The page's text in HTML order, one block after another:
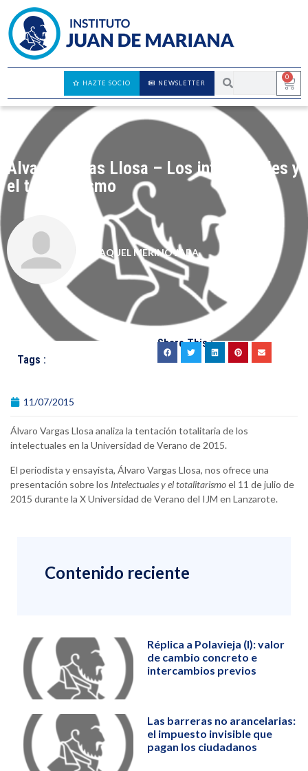
0
NEWSLETTER
HAZTE SOCIO
Álvaro Vargas Llosa – Los intelectuales y
el totalitarismo
RAQUEL MERINO JARA
Tags :
Share This :
11/07/2015
Álvaro Vargas Llosa analiza la tentación totalitaria de los
intelectuales en la Universidad de Verano de 2015.
El periodista y ensayista, Álvaro Vargas Llosa, nos ofrece una
presentación sobre los Intelectuales y el totalitarismoel 11 de julio de
2015 durante la X Universidad de Verano del IJM en Lanzarote.
Contenido reciente
Réplica a Polavieja (I): valor
de cambio concreto e
intercambios previos
Las barreras no arancelarias:
el impuesto invisible que
pagan los ciudadanos